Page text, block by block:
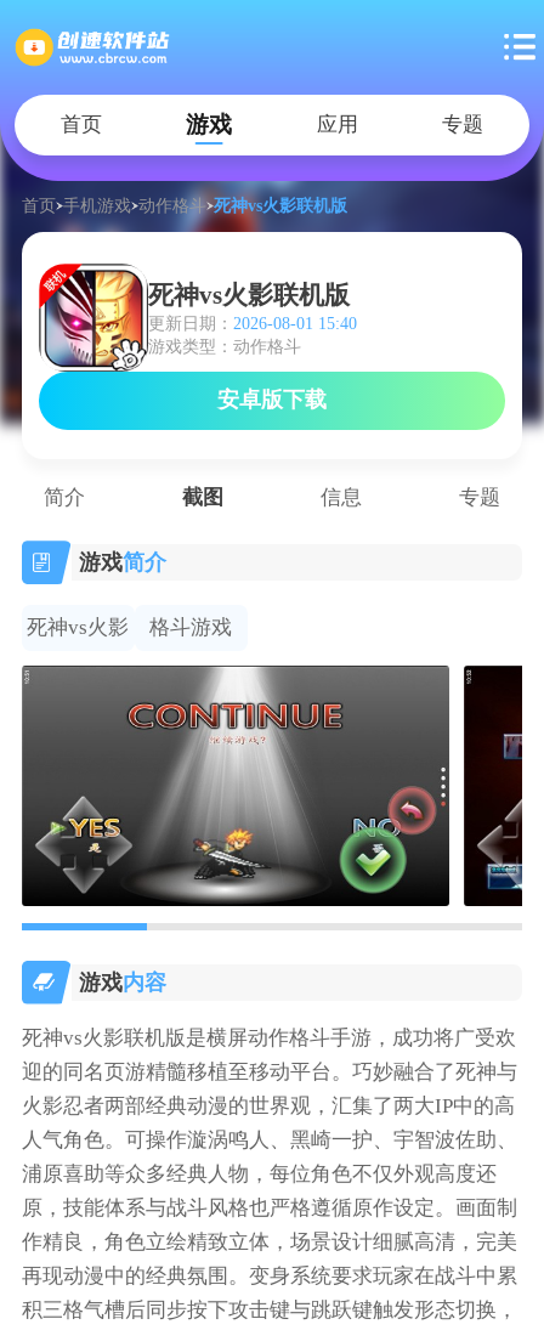
首页 游戏 应用 专题
首页 手机游戏 动作格斗 死神vs火影联机版
死神vs火影联机版
更新日期： 2026-08-01 15:40
游戏类型：动作格斗
安卓版下载
简介 截图 信息 专题
游戏简介
死神vs火影 格斗游戏
游戏内容
死神vs火影联机版是横屏动作格斗手游，成功将广受欢
迎的同名页游精髓移植至移动平台。巧妙融合了死神与
火影忍者两部经典动漫的世界观，汇集了两大IP中的高
人气角色。可操作漩涡鸣人、黑崎一护、宇智波佐助、
浦原喜助等众多经典人物，每位角色不仅外观高度还
原，技能体系与战斗风格也严格遵循原作设定。画面制
作精良，角色立绘精致立体，场景设计细腻高清，完美
再现动漫中的经典氛围。变身系统要求玩家在战斗中累
积三格气槽后同步按下攻击键与跳跃键触发形态切换，